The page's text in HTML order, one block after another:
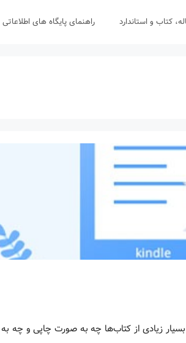
کتاب و استاندارد راهنمای پایگاه های اطلاعاتی